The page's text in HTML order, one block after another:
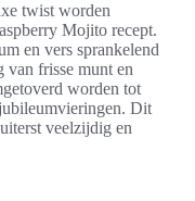
twist worden
Mojito recept.
en vers sprankelend
van frisse munt en
worden tot
Dit
uiterst veelzijdig en